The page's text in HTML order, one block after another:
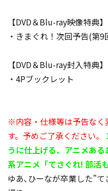
【DVD＆Blu-ray映像特典】
・きまぐれ！次回予告(第
【DVD＆Blu-ray封入特典】
・4Pブックレット
※内容・仕様等は予告なく
す。予めご了承ください。
うに仕上げる、アニメあ
系アニメ「てさぐれ! 部活
ゆあ､ひーなが卒業した”